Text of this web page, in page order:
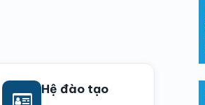
Hệ đào tạo